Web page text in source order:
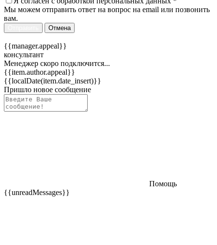
Мы можем отправить ответ на вопрос на email или позвонить
вам.
Отмена
{{manager.appeal}}
консультант
Менеджер скоро подключится...
{{item.author.appeal}}
{{localDate(item.date_insert)}}
Пришло новое сообщение
Помощь
{{unreadMessages}}